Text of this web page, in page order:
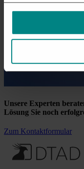
Unsere Experten
Lösung Sie noch
Zum Kontaktformular